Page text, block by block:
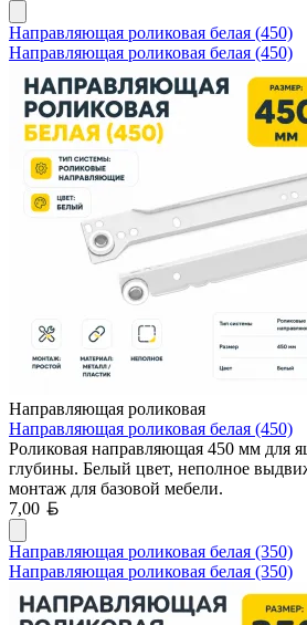
Направляющая роликовая белая (450)
Направляющая роликовая белая (450)
Направляющая роликовая
Направляющая роликовая белая (450)
Роликовая направляющая 450 мм для
глубины. Белый цвет, неполное
монтаж для базовой мебели.
7,00
Направляющая роликовая белая (350)
Направляющая роликовая белая (350)